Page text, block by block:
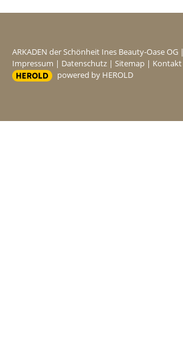
ARKADEN der Schönheit Ines Beauty-Oase OG |
Impressum | Datenschutz | Sitemap | Kontakt
powered by HEROLD